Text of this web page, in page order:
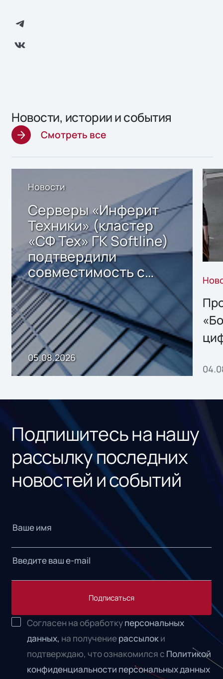
Новости, истории и события
Смотреть все
Новости
Серверы «Инферит
Техники» (кластер
«СФ Тех» ГК Softline)
подтвердили
совместимость с
решением Sharx
Storage 2.x для
хранения данных
05.08.2026
Подпишитесь на нашу
рассылку последних
новостей и событий
Подписаться
Согласен на обработкуперсональных
данных, на получениерассылок и
подтверждаю, что ознакомился с Политикой
конфиденциальности персональных данных